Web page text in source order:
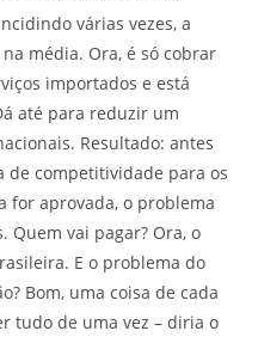
várias vezes, a
média. Ora, é só cobrar
importados e está
até para reduzir um
Resultado: antes
de competitividade para os
for aprovada, o problema
vai pagar? Ora, o
E o problema do
Bom, uma coisa de cada
tudo de uma vez – diria o